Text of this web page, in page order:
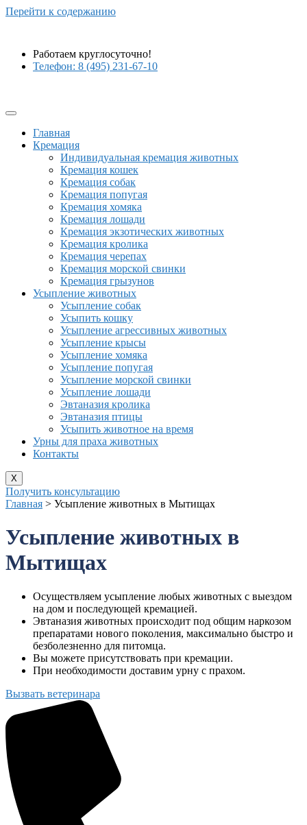
Перейти к содержанию
Работаем круглосуточно!
Телефон: 8 (495) 231-67-10
Главная
Кремация
Индивидуальная кремация животных
Кремация кошек
Кремация собак
Кремация попугая
Кремация хомяка
Кремация лошади
Кремация экзотических животных
Кремация кролика
Кремация черепах
Кремация морской свинки
Кремация грызунов
Усыпление животных
Усыпление собак
Усыпить кошку
Усыпление агрессивных животных
Усыпление крысы
Усыпление хомяка
Усыпление попугая
Усыпление морской свинки
Усыпление лошади
Эвтаназия кролика
Эвтаназия птицы
Усыпить животное на время
Урны для праха животных
Контакты
X
Получить консультацию
Главная > Усыпление животных в Мытищах
Усыпление животных в
Мытищах
Осуществляем усыпление любых животных с выездом
на дом и последующей кремацией.
Эвтаназия животных происходит под общим наркозом
препаратами нового поколения, максимально быстро и
безболезненно для питомца.
Вы можете присутствовать при кремации.
При необходимости доставим урну с прахом.
Вызвать ветеринара